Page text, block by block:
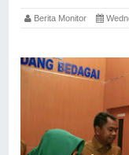
Berita Monitor